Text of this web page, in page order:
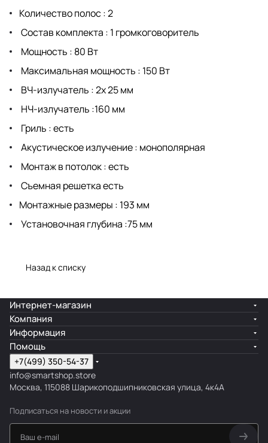
Количество полос : 2
Состав комплекта : 1 громкоговоритель
Мощность : 80 Вт
Максимальная мощность : 150 Вт
ВЧ-излучатель : 2x 25 мм
НЧ-излучатель :160 мм
Гриль : есть
Акустическое излучение : монополярная
Монтаж в потолок : есть
Съемная решетка есть
Монтажные размеры : 193 мм
Установочная глубина :75 мм
Назад к списку
Интернет-магазин
Компания
Информация
Помощь
+7(499) 350-54-37
info@smartshop.store
Москва, 115088 Шарикоподшипниковская улица, 4к4А
Подписаться на новости и акции